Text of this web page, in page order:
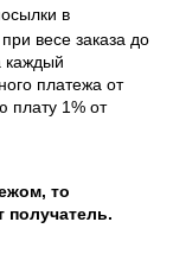
в
весе заказа до
каждый
платежа от
плату 1% от
то
получатель.